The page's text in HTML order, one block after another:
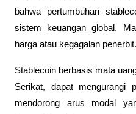
bahwa pertumbuhan
sistem keuangan global.
harga atau kegagalan penerbit.
Stablecoin berbasis mata
Serikat, dapat mengurangi
mendorong arus modal